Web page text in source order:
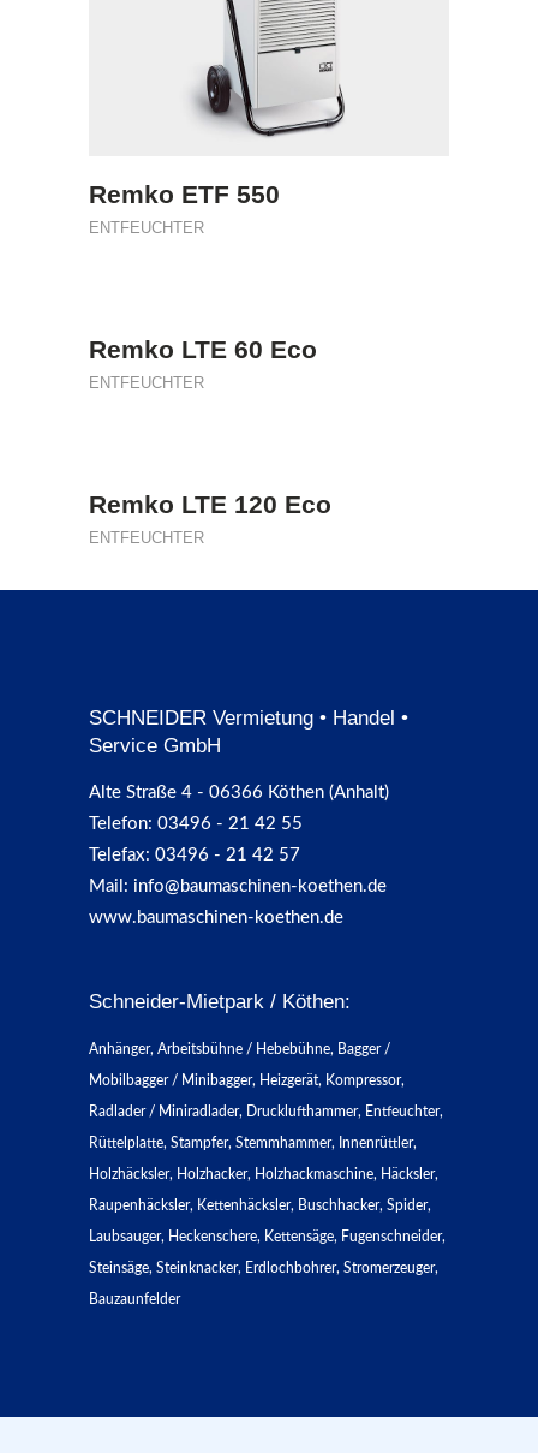
Remko ETF 550
ENTFEUCHTER
Remko LTE 60 Eco
ENTFEUCHTER
Remko LTE 120 Eco
ENTFEUCHTER
SCHNEIDER Vermietung • Handel •
Service GmbH
Alte Straße 4 - 06366 Köthen (Anhalt)
Telefon: 03496 - 21 42 55
Telefax: 03496 - 21 42 57
Mail: info@baumaschinen-koethen.de
www.baumaschinen-koethen.de
Schneider-Mietpark / Köthen:
Anhänger, Arbeitsbühne / Hebebühne, Bagger /
Mobilbagger / Minibagger, Heizgerät, Kompressor,
Radlader / Miniradlader, Drucklufthammer, Entfeuchter,
Rüttelplatte, Stampfer, Stemmhammer, Innenrüttler,
Holzhäcksler, Holzhacker, Holzhackmaschine, Häcksler,
Raupenhäcksler, Kettenhäcksler, Buschhacker, Spider,
Laubsauger, Heckenschere, Kettensäge, Fugenschneider,
Steinsäge, Steinknacker, Erdlochbohrer, Stromerzeuger,
Bauzaunfelder